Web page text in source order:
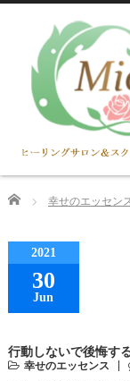
Home 幸せのエッセン
2021
30
Jun
行動しないで後悔す
幸せのエッセンス